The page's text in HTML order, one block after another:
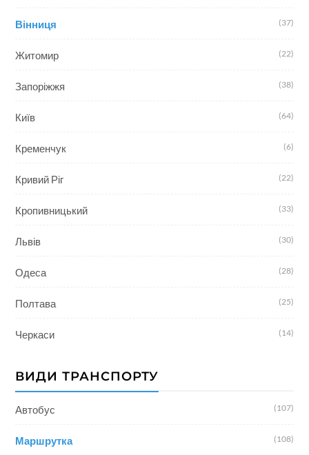
Вінниця (37)
Житомир (22)
Запоріжжя (38)
Київ (64)
Кременчук (6)
Кривий Ріг (22)
Кропивницький (33)
Львів (30)
Одеса (28)
Полтава (25)
Черкаси (14)
ВИДИ ТРАНСПОРТУ
Автобус (107)
Маршрутка (108)